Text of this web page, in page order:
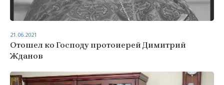
Отошел ко Господу протоиерей Димитрий
Жданов
21.06.2021